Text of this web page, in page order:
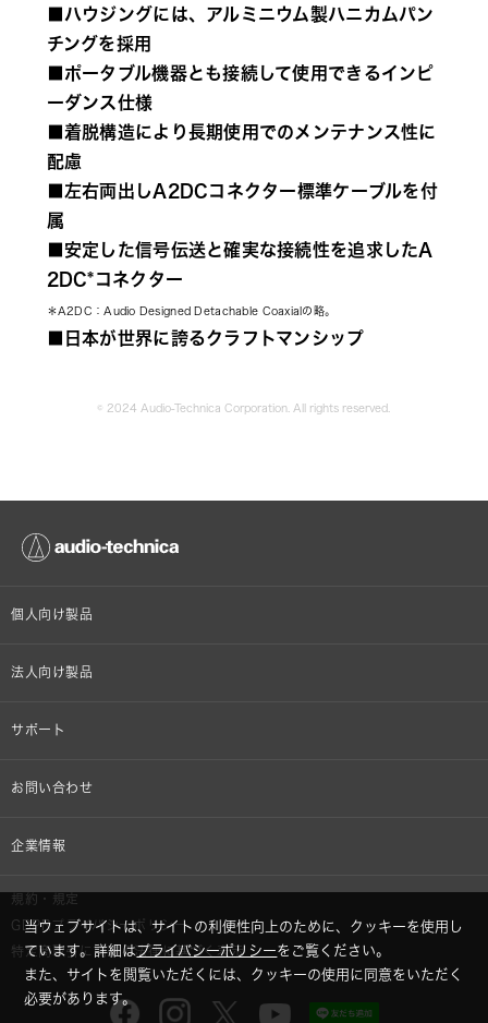
■ハウジングには、アルミニウム製ハニカムパン
チングを採用
■ポータブル機器とも接続して使用できるインピ
ーダンス仕様
■着脱構造により長期使用でのメンテナンス性に
配慮
■左右両出しA2DCコネクター標準ケーブルを付
属
■安定した信号伝送と確実な接続性を追求したA
2DC*コネクター
＊A2DC：Audio Designed Detachable Coaxialの略。
■日本が世界に誇るクラフトマンシップ
© 2024 Audio-Technica Corporation. All rights reserved.
個人向け製品
オンラインストア限定
車載製品
部品/付属品
法人向け製品
設備音響機器
半導体レーザー応用製品
サポート
個人向け製品サポート
お問い合わせ
その他、メディア 取材関連等のお問い合わせ
企業情報
株式会社オーディオテクニカ
採用情報
GLOBAL-オーディオテクニカ
規約・規定
GDPRプライバシーポリシー
特定商取引に関する法律に基づく表示
当ウェブサイトは、サイトの利便性向上のために、クッキーを使用し
ています。詳細はプライバシーポリシーをご覧ください。
また、サイトを閲覧いただくには、クッキーの使用に同意をいただく
必要があります。